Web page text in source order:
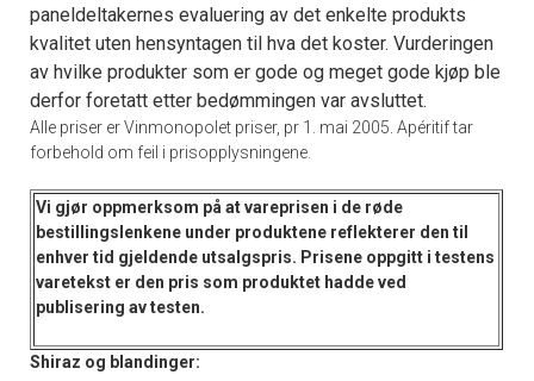
paneldeltakernes evaluering av det enkelte produkts
kvalitet uten hensyntagen til hva det koster. Vurderingen
av hvilke produkter som er gode og meget gode kjøp ble
derfor foretatt etter bedømmingen var avsluttet.
Alle priser er Vinmonopolet priser, pr 1. mai 2005. Apéritif tar
forbehold om feil i prisopplysningene.
Vi gjør oppmerksom på at vareprisen i de røde
bestillingslenkene under produktene reflekterer den til
enhver tid gjeldende utsalgspris. Prisene oppgitt i testens
varetekst er den pris som produktet hadde ved
publisering av testen.
Shiraz og blandinger: